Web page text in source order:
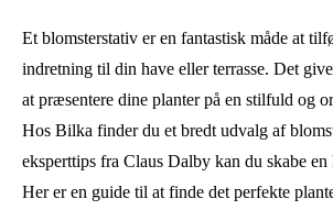
Et blomsterstativ er en fantastisk måde at
indretning til din have eller terrasse. Det
at præsentere dine planter på en stilfuld og
Hos Bilka finder du et bredt udvalg af
eksperttips fra Claus Dalby kan du skabe
Her er en guide til at finde det perfekte